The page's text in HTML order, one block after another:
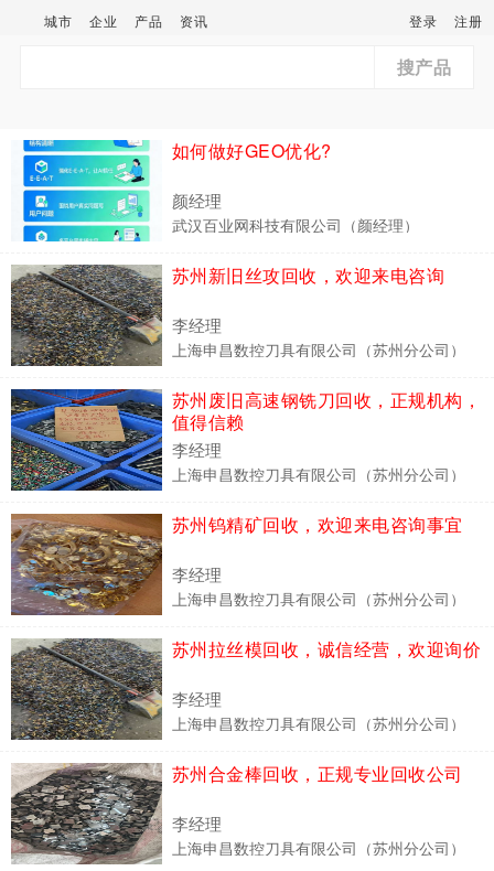
城市 企业 产品 资讯 登录 注册
搜产品
如何做好GEO优化?
颜经理
武汉百业网科技有限公司（颜经理）
苏州新旧丝攻回收，欢迎来电咨询
李经理
上海申昌数控刀具有限公司（苏州分公司）
苏州废旧高速钢铣刀回收，正规机构，
值得信赖
李经理
上海申昌数控刀具有限公司（苏州分公司）
苏州钨精矿回收，欢迎来电咨询事宜
李经理
上海申昌数控刀具有限公司（苏州分公司）
苏州拉丝模回收，诚信经营，欢迎询价
李经理
上海申昌数控刀具有限公司（苏州分公司）
苏州合金棒回收，正规专业回收公司
李经理
上海申昌数控刀具有限公司（苏州分公司）